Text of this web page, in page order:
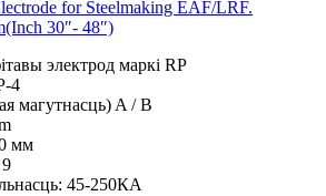
электрод маркі RP
4
магутнасць) A / B
мм
45-250КА